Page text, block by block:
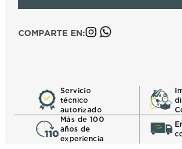
COMPARTE EN:
Servicio
técnico
autorizado
Más de 100
años de
experiencia